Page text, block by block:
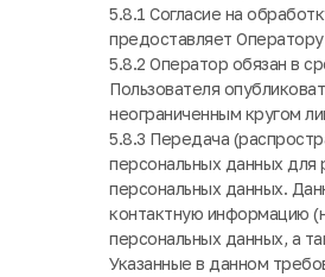
5.8.1 Согласие на
предоставляет
5.8.2 Оператор обязан в
Пользователя
неограниченным кругом
5.8.3 Передача
персональных данных
персональных данных.
контактную информацию
персональных данных, а
Указанные в данном